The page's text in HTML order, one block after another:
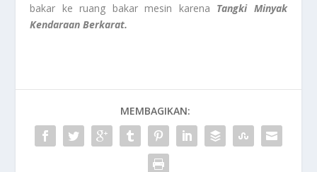
bakar ke ruang bakar mesin karena Tangki Minyak
Kendaraan Berkarat.
MEMBAGIKAN: